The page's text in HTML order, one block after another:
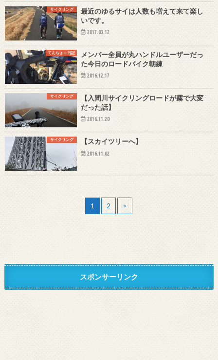
サイクリング
最近のゆるサイは人数も増えて来て楽し
いです。
2017.03.12
てんちょ～日記
メンバー全員が丸ハンドルユーザーだっ
た今日のロードバイク朝練
2016.12.17
サイクリング
【入間川サイクリングロードが霧で大変
だった話】
2016.11.20
サイクリング 【スカイツリーへ】
2016.11.02
1 2 >
スポンサーリンク